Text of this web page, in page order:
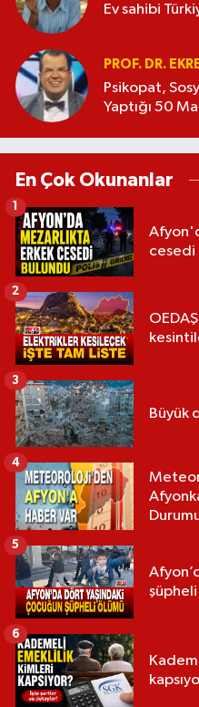
Ev sahibi
PROF. DR.
Psikopat,
Yaptığı 50
En Çok Okunanlar
cesedi
1
2
Büyük
3
4
5
6